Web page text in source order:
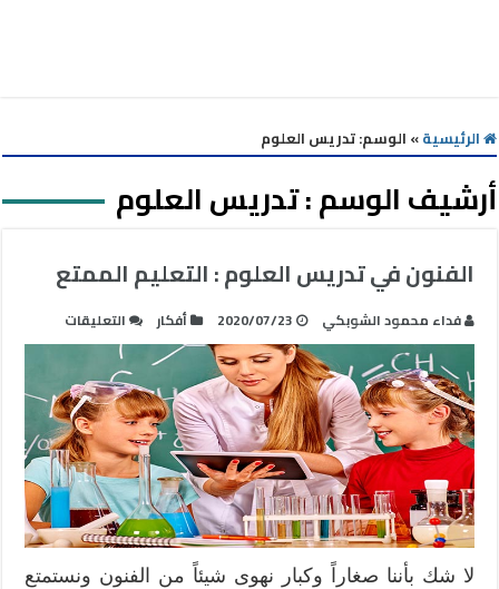
الرئيسية» الوسم:تدريس العلوم
أرشيف الوسم :تدريس العلوم
الفنون في تدريس العلوم : التعليم الممتع
فداء محمود الشوبكي 2020/07/23 أفكار التعليقات
الفنون
تدريس
العلوم
:
التعليم
الممتع
مغلقة
لا شك بأننا صغاراً وكبار نهوى شيئاً من الفنون ونستمتع